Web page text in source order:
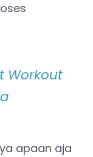
Workout
apaan aja